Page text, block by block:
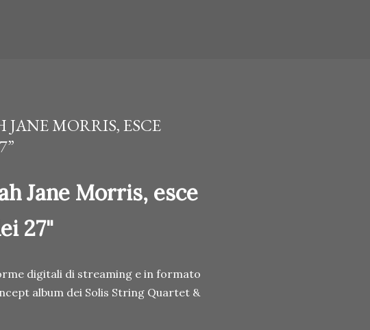
MORRIS, ESCE
Jane Morris, esce
27"
digitali di streaming e in formato
album dei Solis String Quartet &